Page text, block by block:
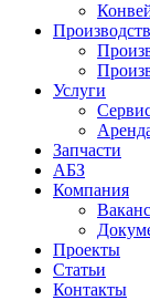
Услуги
Запчасти
АБЗ
Компания
Проекты
Статьи
Контакты